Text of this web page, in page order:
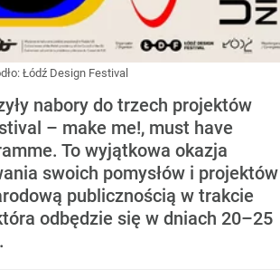
Łódź Design Festival
nabory do trzech projektów
– make me!, must have
To wyjątkowa okazja
swoich pomysłów i projektów
publicznością w trakcie
odbędzie się w dniach 20–25